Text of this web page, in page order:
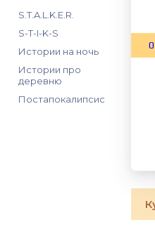
S.T.A.L.K.E.R.
S-T-I-K-S
Истории на ночь
Истории про
деревню
Постапокалипсис